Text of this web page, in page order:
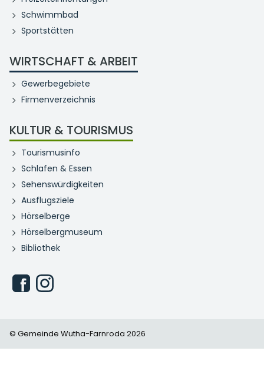
Schwimmbad
Sportstätten
WIRTSCHAFT & ARBEIT
Gewerbegebiete
Firmenverzeichnis
KULTUR & TOURISMUS
Tourismusinfo
Schlafen & Essen
Sehenswürdigkeiten
Ausflugsziele
Hörselberge
Hörselbergmuseum
Bibliothek
© Gemeinde Wutha-Farnroda 2026